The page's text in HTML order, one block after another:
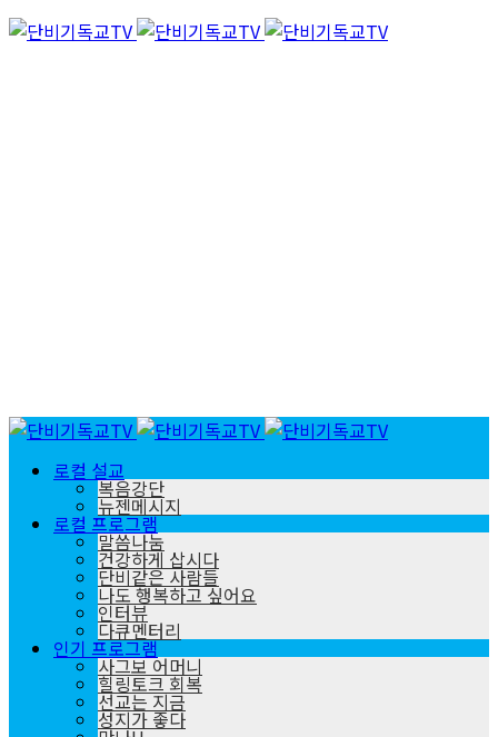
로컬 설교
복음강단
뉴젠메시지
로컬 프로그램
말씀나눔
건강하게 삽시다
단비같은 사람들
나도 행복하고 싶어요
인터뷰
다큐멘터리
인기 프로그램
사그보 어머니
힐링토크 회복
선교는 지금
성지가 좋다